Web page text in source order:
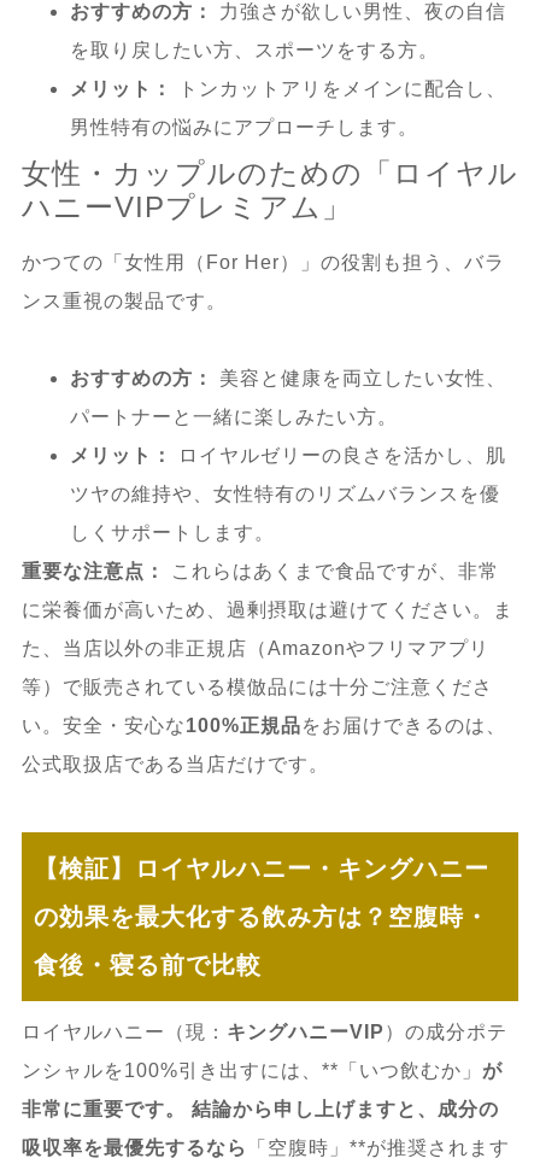
おすすめの方：
力強さが欲しい男性、夜の自信
を取り戻したい方、スポーツをする方。
メリット：
トンカットアリをメインに配合し、
男性特有の悩みにアプローチします。
女性・カップルのための「ロイヤル
ハニーVIPプレミアム」
かつての「女性用（For Her）」の役割も担う、バラ
ンス重視の製品です。
おすすめの方：
美容と健康を両立したい女性、
パートナーと一緒に楽しみたい方。
メリット：
ロイヤルゼリーの良さを活かし、肌
ツヤの維持や、女性特有のリズムバランスを優
しくサポートします。
重要な注意点：
これらはあくまで食品ですが、非常
に栄養価が高いため、過剰摂取は避けてください。ま
た、当店以外の非正規店（Amazonやフリマアプリ
等）で販売されている模倣品には十分ご注意くださ
い。安全・安心な100%正規品をお届けできるのは、
公式取扱店である当店だけです。
【検証】ロイヤルハニー・キングハニー
の効果を最大化する飲み方は？空腹時・
食後・寝る前で比較
ロイヤルハニー（現： キングハニーVIP ）の成分ポテ
ンシャルを100%引き出すには、**「いつ飲むか」 が
非常に重要です。 結論から申し上げますと、成分の
吸収率を最優先するなら
「空腹時」**が推奨されます